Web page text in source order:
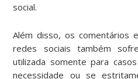
social.
Além disso, os comentários
redes sociais também
utilizada somente para
necessidade ou se